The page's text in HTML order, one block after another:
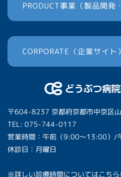
PRODUCT事業（製品開発
CORPORATE（企業サイト）
〒604-8237 京都府京都市中京区
TEL: 075-744-0117
営業時間：午前（9:00〜13:00）/
休診日：月曜日
※詳しい診療時間についてはこちら